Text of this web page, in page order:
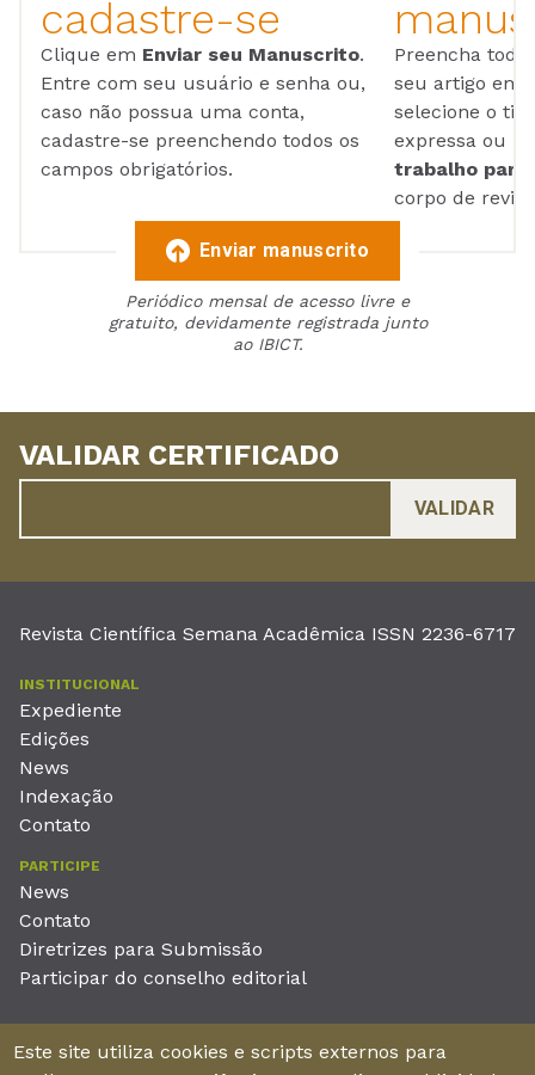
cadastre-se
Clique em Enviar seu Manuscrito.
Entre com seu usuário e senha ou,
caso não possua uma conta,
cadastre-se preenchendo todos os
campos obrigatórios.
Preencha
seu artigo em
selecione o
expressa ou
trabalho para
corpo de
Enviar manuscrito
Periódico mensal de acesso livre e
gratuito, devidamente registrada junto
ao IBICT.
VALIDAR CERTIFICADO
Revista Científica Semana Acadêmica ISSN 2236-6717
INSTITUCIONAL
Expediente
Edições
News
Indexação
Contato
PARTICIPE
News
Contato
Diretrizes para Submissão
Participar do conselho editorial
Unieducar Inteligência Educacional Ltda
Este site utiliza cookies e scripts externos para